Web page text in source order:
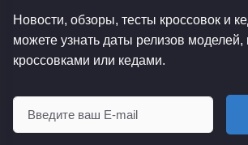
Новости, обзоры, тесты кроссовок и
можете узнать даты релизов моделей,
кроссовками или кедами.